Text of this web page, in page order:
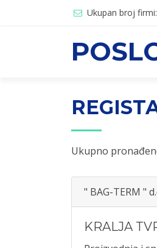
Ukupan broj
Ukupno
" BAG-TERM "
KRALJA